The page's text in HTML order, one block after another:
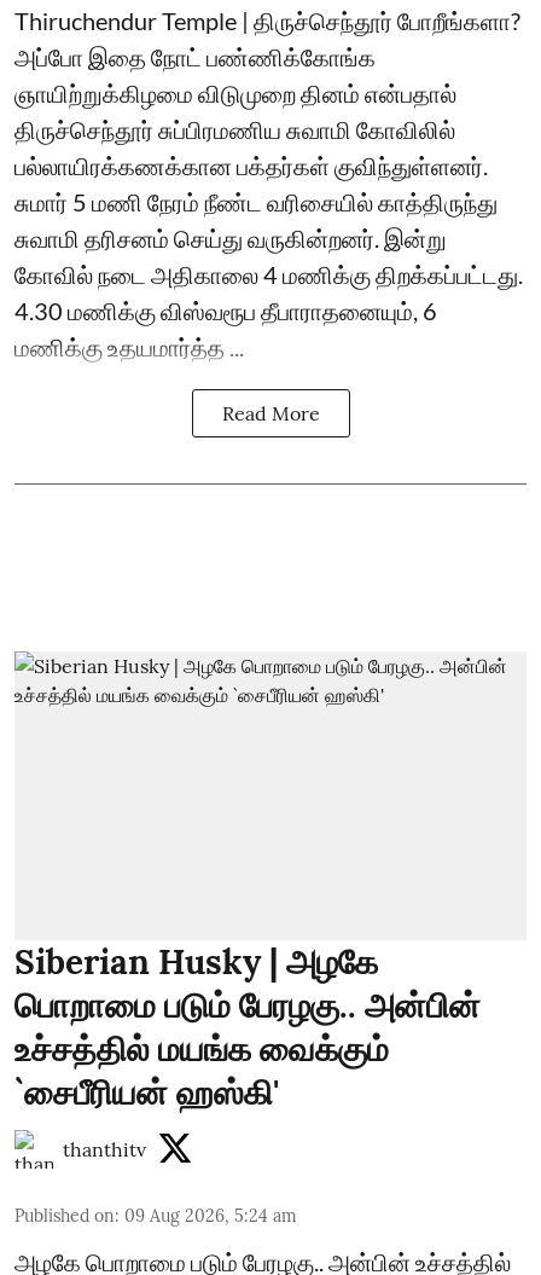
Thiruchendur Temple | திருச்செந்தூர் போறீங்களா?
அப்போ இதை நோட் பண்ணிக்கோங்க
ஞாயிற்றுக்கிழமை விடுமுறை தினம் என்பதால்
திருச்செந்தூர் சுப்பிரமணிய சுவாமி கோவிலில்
பல்லாயிரக்கணக்கான பக்தர்கள் குவிந்துள்ளனர்.
சுமார் 5 மணி நேரம் நீண்ட வரிசையில் காத்திருந்து
சுவாமி தரிசனம் செய்து வருகின்றனர். இன்று
கோவில் நடை அதிகாலை 4 மணிக்கு திறக்கப்பட்டது.
4.30 மணிக்கு விஸ்வரூப தீபாராதனையும், 6
மணிக்கு உதயமார்த்த ...
Read More
Siberian Husky | அழகே
பொறாமை படும் பேரழகு.. அன்பின்
உச்சத்தில் மயங்க வைக்கும்
`சைபீரியன் ஹஸ்கி'
thanthitv
Published on: 09 Aug 2026, 5:24 am
அழகே பொறாமை படும் பேரழகு.. அன்பின் உச்சத்தில்